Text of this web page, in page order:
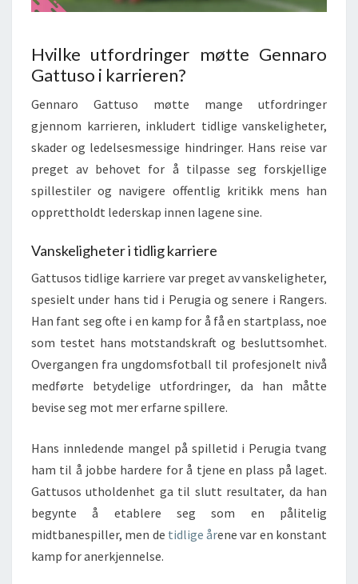
Hvilke utfordringer møtte Gennaro
Gattuso i karrieren?
Gennaro Gattuso møtte mange utfordringer
gjennom karrieren, inkludert tidlige vanskeligheter,
skader og ledelsesmessige hindringer. Hans reise var
preget av behovet for å tilpasse seg forskjellige
spillestiler og navigere offentlig kritikk mens han
opprettholdt lederskap innen lagene sine.
Vanskeligheter i tidlig karriere
Gattusos tidlige karriere var preget av vanskeligheter,
spesielt under hans tid i Perugia og senere i Rangers.
Han fant seg ofte i en kamp for å få en startplass, noe
som testet hans motstandskraft og besluttsomhet.
Overgangen fra ungdomsfotball til profesjonelt nivå
medførte betydelige utfordringer, da han måtte
bevise seg mot mer erfarne spillere.
Hans innledende mangel på spilletid i Perugia tvang
ham til å jobbe hardere for å tjene en plass på laget.
Gattusos utholdenhet ga til slutt resultater, da han
begynte å etablere seg som en pålitelig
midtbanespiller, men de tidlige årene var en konstant
kamp for anerkjennelse.